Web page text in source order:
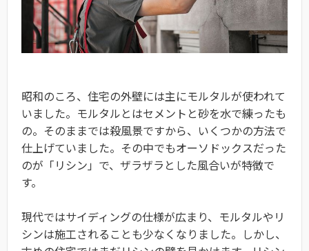
昭和のころ、住宅の外壁には主にモルタルが使われて
いました。モルタルとはセメントと砂を水で練ったも
の。そのままでは殺風景ですから、いくつかの方法で
仕上げていました。その中でもオーソドックスだった
のが「リシン」で、ザラザラとした風合いが特徴で
す。
現代ではサイディングの仕様が広まり、モルタルやリ
シンは施工されることも少なくなりました。しかし、